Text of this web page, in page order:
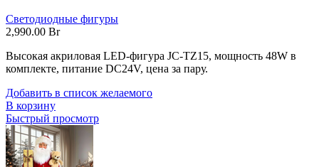
Светодиодные фигуры
2,990.00 Br
Высокая акриловая LED-фигура JC-TZ15, мощность 48W в
комплекте, питание DC24V, цена за пару.
Добавить в список желаемого
В корзину
Быстрый просмотр